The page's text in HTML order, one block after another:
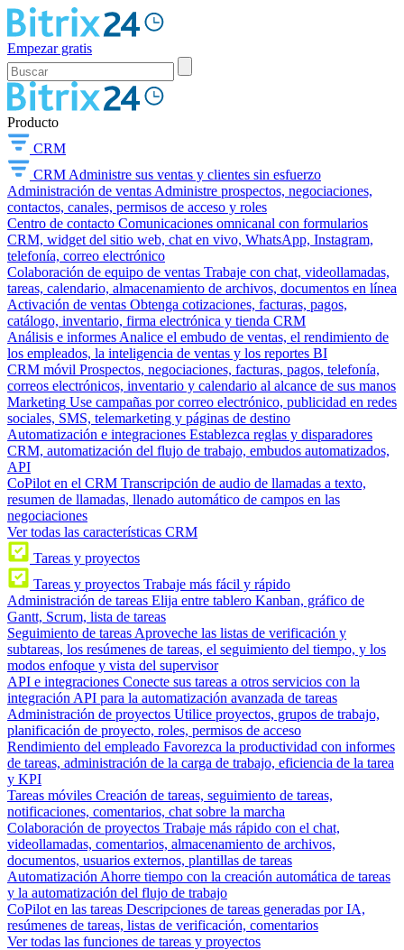
Empezar gratis
Producto
CRM
CRM Administre sus ventas y clientes sin esfuerzo
Administración de ventas Administre prospectos, negociaciones,
contactos, canales, permisos de acceso y roles
Centro de contacto Comunicaciones omnicanal con formularios
CRM, widget del sitio web, chat en vivo, WhatsApp, Instagram,
telefonía, correo electrónico
Colaboración de equipo de ventas Trabaje con chat, videollamadas,
tareas, calendario, almacenamiento de archivos, documentos en línea
Activación de ventas Obtenga cotizaciones, facturas, pagos,
catálogo, inventario, firma electrónica y tienda CRM
Análisis e informes Analice el embudo de ventas, el rendimiento de
los empleados, la inteligencia de ventas y los reportes BI
CRM móvil Prospectos, negociaciones, facturas, pagos, telefonía,
correos electrónicos, inventario y calendario al alcance de sus manos
Marketing Use campañas por correo electrónico, publicidad en redes
sociales, SMS, telemarketing y páginas de destino
Automatización e integraciones Establezca reglas y disparadores
CRM, automatización del flujo de trabajo, embudos automatizados,
API
CoPilot en el CRM Transcripción de audio de llamadas a texto,
resumen de llamadas, llenado automático de campos en las
negociaciones
Ver todas las características CRM
Tareas y proyectos
Tareas y proyectos Trabaje más fácil y rápido
Administración de tareas Elija entre tablero Kanban, gráfico de
Gantt, Scrum, lista de tareas
Seguimiento de tareas Aproveche las listas de verificación y
subtareas, los resúmenes de tareas, el seguimiento del tiempo, y los
modos enfoque y vista del supervisor
API e integraciones Conecte sus tareas a otros servicios con la
integración API para la automatización avanzada de tareas
Administración de proyectos Utilice proyectos, grupos de trabajo,
planificación de proyecto, roles, permisos de acceso
Rendimiento del empleado Favorezca la productividad con informes
de tareas, administración de la carga de trabajo, eficiencia de la tarea
y KPI
Tareas móviles Creación de tareas, seguimiento de tareas,
notificaciones, comentarios, chat sobre la marcha
Colaboración de proyectos Trabaje más rápido con el chat,
videollamadas, comentarios, almacenamiento de archivos,
documentos, usuarios externos, plantillas de tareas
Automatización Ahorre tiempo con la creación automática de tareas
y la automatización del flujo de trabajo
CoPilot en las tareas Descripciones de tareas generadas por IA,
resúmenes de tareas, listas de verificación, comentarios
Ver todas las funciones de tareas y proyectos